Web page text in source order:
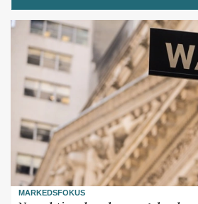
MARKEDSFOKUS